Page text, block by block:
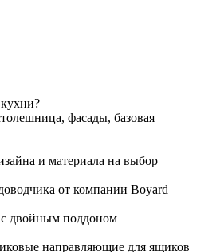
фасады, базовая
и материала на выбор
от компании Boyard
двойным поддоном
направляющие для ящиков